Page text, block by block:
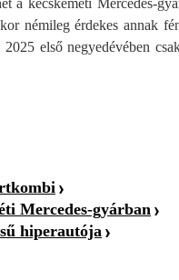
a kecskeméti Mercedes-
némileg érdekes annak
első negyedévében
Mercedes-gyárban
hiperautója